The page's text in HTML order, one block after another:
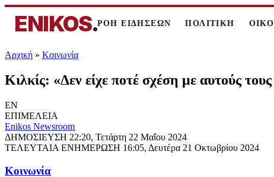
ENIKOS.ΡΟΗ ΕΙΔΗΣΕΩΝ ΠΟΛΙΤΙΚΗ
Αρχική » Κοινωνία
Κιλκίς: «Δεν είχε ποτέ σχέση με αυτούς
EN
ΕΠΙΜΕΛΕΙΑ
Enikos Newsroom
ΔΗΜΟΣΙΕΥΣΗ 22:20, Τετάρτη 22 Μαΐου 2024
ΤΕΛΕΥΤΑΙΑ ΕΝΗΜΕΡΩΣΗ 16:05, Δευτέρα 21 Οκτωβρίου 2024
Κοινωνία